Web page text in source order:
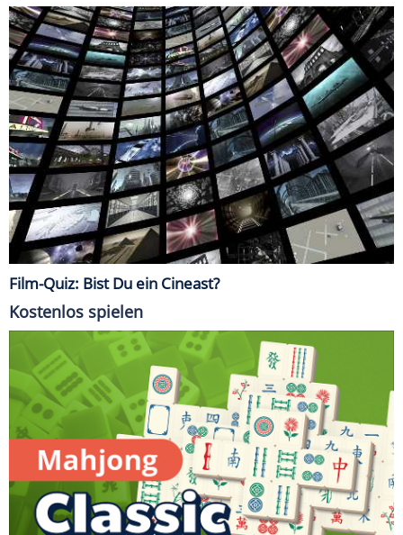
Film-Quiz: Bist Du ein Cineast?
Kostenlos spielen